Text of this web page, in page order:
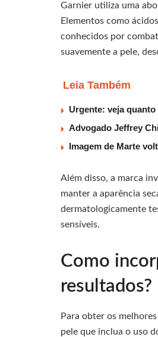
Garnier utiliza uma
Elementos como
conhecidos por
suavemente a pele,
Leia Também
Urgente: veja
Advogado Jeffrey
Imagem de Marte
Além disso, a marca
manter a aparência
dermatologicamente
sensíveis.
Como
resultados?
Para obter os
pele que inclua o uso